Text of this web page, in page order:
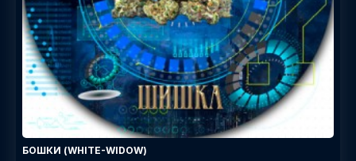
БОШКИ (WHITE-WIDOW)